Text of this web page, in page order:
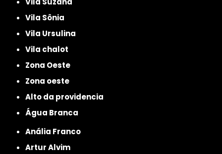
Vila Sônia
Vila Ursulina
Vila chalot
Zona Oeste
Zona oeste
alto da providencia
Água Branca
Anália Franco
Artur Alvim